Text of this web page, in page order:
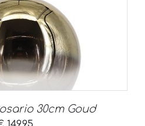
30cm Goud